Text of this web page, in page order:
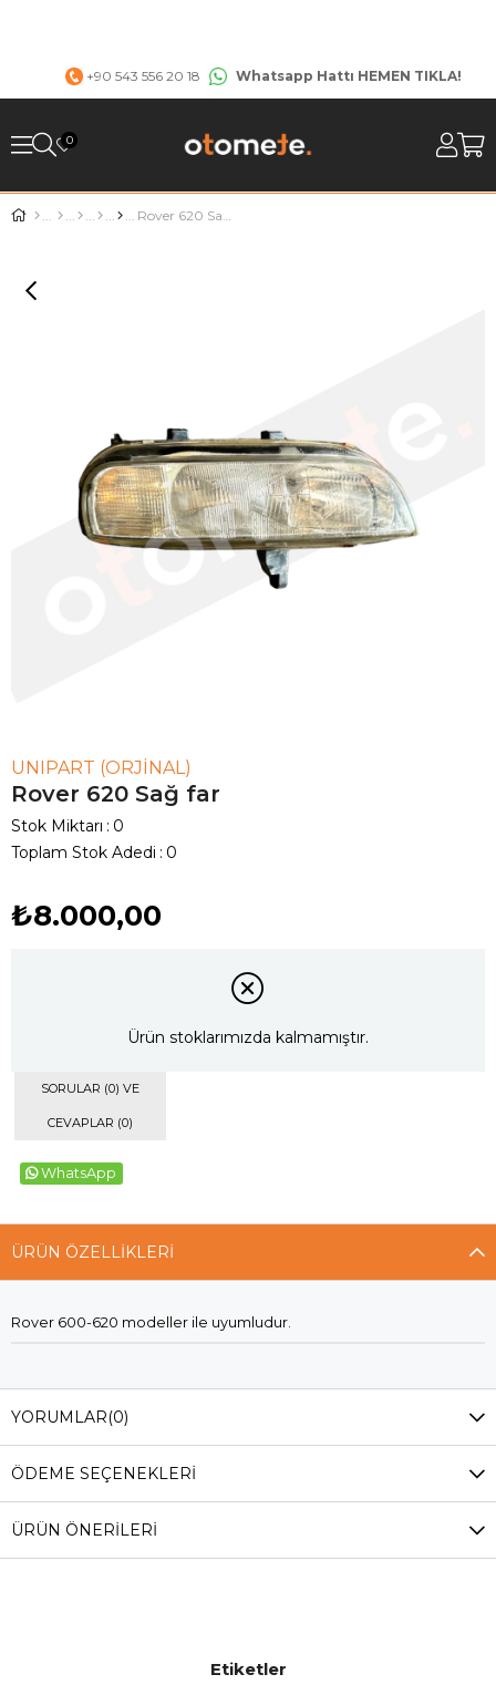
+90 543 556 20 18 Whatsapp Hattı HEMEN TIKLA!
0
Rover 620 Sağ far
UNIPART (ORJINAL)
Rover 620 Sağ far
Stok Miktarı : 0
Toplam Stok Adedi : 0
₺8.000,00
Ürün stoklarımızda kalmamıştır.
SORULAR (0) VE
CEVAPLAR (0)
WhatsApp
ÜRÜN ÖZELLIKLERI
Rover 600-620 modeller ile uyumludur.
YORUMLAR(0)
ÖDEME SEÇENEKLERI
ÜRÜN ÖNERILERI
Etiketler